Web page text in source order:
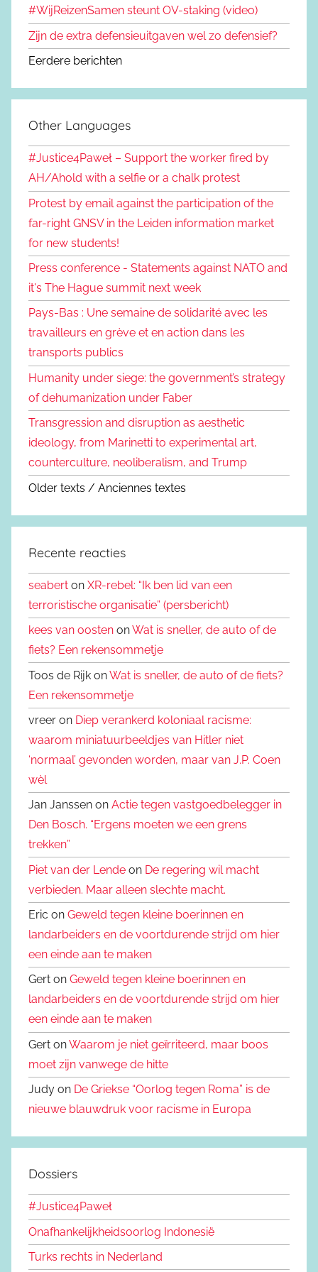
#WijReizenSamen steunt OV-staking (video)
Zijn de extra defensieuitgaven wel zo defensief?
Eerdere berichten
Other Languages
#Justice4Paweł – Support the worker fired by
AH/Ahold with a selfie or a chalk protest
Protest by email against the participation of the
far-right GNSV in the Leiden information market
for new students!
Press conference - Statements against NATO and
it's The Hague summit next week
Pays-Bas : Une semaine de solidarité avec les
travailleurs en grève et en action dans les
transports publics
Humanity under siege: the government’s strategy
of dehumanization under Faber
Transgression and disruption as aesthetic
ideology, from Marinetti to experimental art,
counterculture, neoliberalism, and Trump
Older texts / Anciennes textes
Recente reacties
seabert on XR-rebel: “Ik ben lid van een
terroristische organisatie” (persbericht)
kees van oosten onWat is sneller, de auto of de
fiets? Een rekensommetje
Toos de Rijk onWat is sneller, de auto of de fiets?
Een rekensommetje
vreer on Diep verankerd koloniaal racisme:
waarom miniatuurbeeldjes van Hitler niet
‘normaal’ gevonden worden, maar van J.P. Coen
wèl
Jan Janssen on Actie tegen vastgoedbelegger in
Den Bosch. “Ergens moeten we een grens
trekken”
Piet van der Lende on De regering wil macht
verbieden. Maar alleen slechte macht.
Eric on Geweld tegen kleine boerinnen en
landarbeiders en de voortdurende strijd om hier
een einde aan te maken
Gert on Geweld tegen kleine boerinnen en
landarbeiders en de voortdurende strijd om hier
een einde aan te maken
Gert onWaarom je niet geïrriteerd, maar boos
moet zijn vanwege de hitte
Judy on De Griekse “Oorlog tegen Roma” is de
nieuwe blauwdruk voor racisme in Europa
Dossiers
#Justice4Paweł
Onafhankelijkheidsoorlog Indonesië
Turks rechts in Nederland